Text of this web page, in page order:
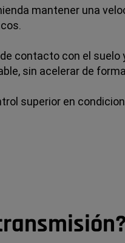
mantener una
contacto con el suelo
sin acelerar de
superior en